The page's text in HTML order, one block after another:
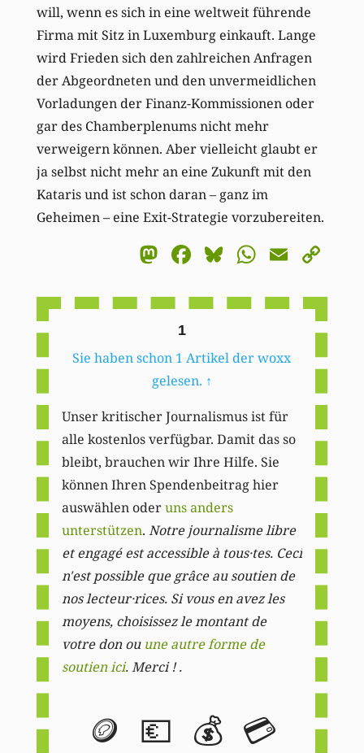
will, wenn es sich in eine weltweit führende
Firma mit Sitz in Luxemburg einkauft. Lange
wird Frieden sich den zahlreichen Anfragen
der Abgeordneten und den unvermeidlichen
Vorladungen der Finanz-Kommissionen oder
gar des Chamberplenums nicht mehr
verweigern können. Aber vielleicht glaubt er
ja selbst nicht mehr an eine Zukunft mit den
Kataris und ist schon daran – ganz im
Geheimen – eine Exit-Strategie vorzubereiten.
Mastodon
Facebook
BlueskyEmail
1
Sie haben schon 1 Artikel der woxx
gelesen. ↑
Unser kritischer Journalismus ist für
alle kostenlos verfügbar. Damit das so
bleibt, brauchen wir Ihre Hilfe. Sie
können Ihren Spendenbeitrag hier
auswählen oderuns anders
unterstützen. Notre journalisme libre
et engagé est accessible à tous·tes. Ceci
n'est possible que grâce au soutien de
nos lecteur·rices. Si vous en avez les
moyens, choisissez le montant de
votre don ou une autre forme de
soutien ici. Merci ! .
🪙 💶 💰 💳